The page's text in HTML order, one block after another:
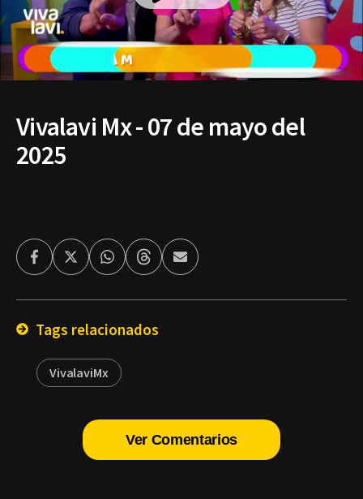
Vivalavi Mx - 07 de mayo del
2025
FacebookTwitterWhatsappThreadsEnviar
por
Tags relacionados
VivalaviMx
Ver Comentarios